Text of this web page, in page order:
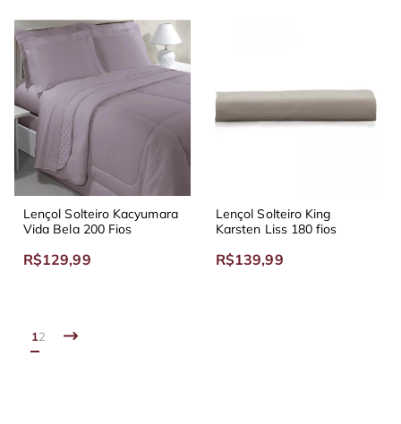
Lençol Solteiro Kacyumara
Vida Bela 200 Fios
R$129,99
Lençol Solteiro King
Karsten Liss 180 fios
R$139,99
12